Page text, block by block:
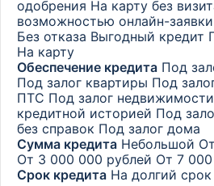
одобрения На карту без
возможностью онлайн-заявки
Без отказа Выгодный кредит
На карту
Обеспечение кредита Под
Под залог квартиры Под
ПТС Под залог
кредитной историей Под
без справок Под залог дома
Сумма кредита Небольшой
От 3 000 000 рублей От 7
Срок кредита На долгий срок